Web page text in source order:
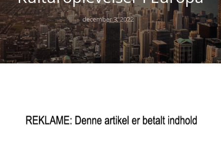
Posted
on
december 3, 2022